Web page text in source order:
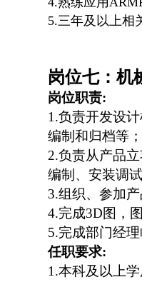
5.三年及以上相
岗位七：机
岗位职责:
1.负责开发设
编制和归档等；
2.负责从产品
编制、安装调
3.组织、参加
4.完成3D图，
5.完成部门经理
任职要求:
1 .本科及以上